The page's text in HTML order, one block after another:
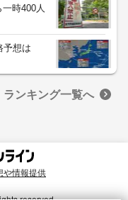
時400人
予想は
ランキング一覧へ
や情報提供